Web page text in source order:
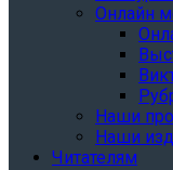
Онлайн
Наши
Наши
Читателям